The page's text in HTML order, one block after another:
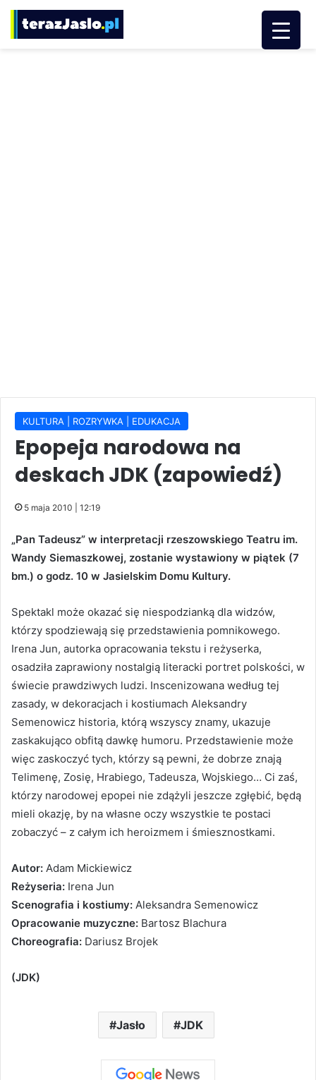
KULTURA | ROZRYWKA | EDUKACJA
Epopeja narodowa na
deskach JDK (zapowiedź)
5 maja 2010 | 12:19
„Pan Tadeusz” w interpretacji rzeszowskiego Teatru im.
Wandy Siemaszkowej, zostanie wystawiony w piątek (7
bm.) o godz. 10 w Jasielskim Domu Kultury.
Spektakl może okazać się niespodzianką dla widzów,
którzy spodziewają się przedstawienia pomnikowego.
Irena Jun, autorka opracowania tekstu i reżyserka,
osadziła zaprawiony nostalgią literacki portret polskości, w
świecie prawdziwych ludzi. Inscenizowana według tej
zasady, w dekoracjach i kostiumach Aleksandry
Semenowicz historia, którą wszyscy znamy, ukazuje
zaskakująco obfitą dawkę humoru. Przedstawienie może
więc zaskoczyć tych, którzy są pewni, że dobrze znają
Telimenę, Zosię, Hrabiego, Tadeusza, Wojskiego… Ci zaś,
którzy narodowej epopei nie zdążyli jeszcze zgłębić, będą
mieli okazję, by na własne oczy wszystkie te postaci
zobaczyć – z całym ich heroizmem i śmiesznostkami.
Autor: Adam Mickiewicz
Reżyseria: Irena Jun
Scenografia i kostiumy: Aleksandra Semenowicz
Opracowanie muzyczne: Bartosz Blachura
Choreografia: Dariusz Brojek
(JDK)
Jasło JDK